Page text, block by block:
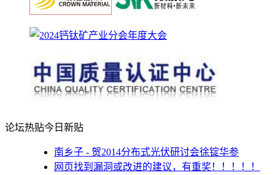
论坛热贴今日新贴
南乡子 - 贺2014分布式光伏研讨会徐锭华参
网页找到漏洞或改进的建议，有重奖！！！！！